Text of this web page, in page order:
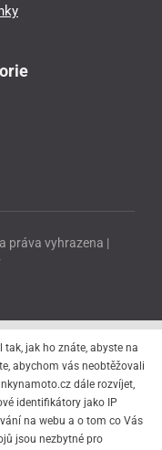
práva vyhrazena |
Čivice
tak, jak ho znáte, abyste na
abychom vás neobtěžovali
dále rozvíjet,
identifikátory jako IP
na webu a o tom co Vás
jsou nezbytné pro